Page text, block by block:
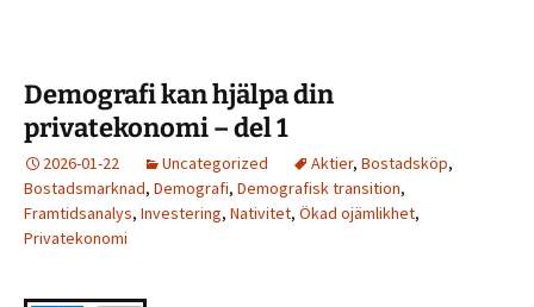
Demografi kan hjälpa din
privatekonomi – del 1
2026-01-22 Uncategorized Aktier, Bostadsköp,
Bostadsmarknad, Demografi, Demografisk transition,
Framtidsanalys, Investering, Nativitet, Ökad ojämlikhet,
Privatekonomi